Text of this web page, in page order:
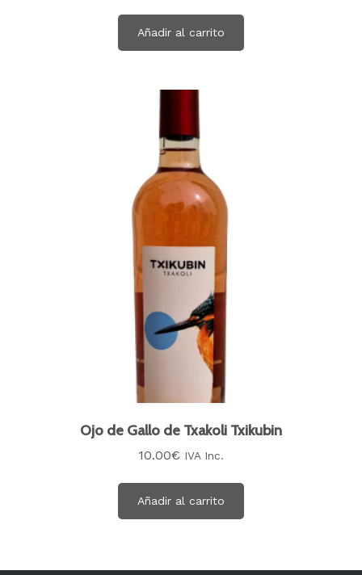
Añadir al carrito
Ojo de Gallo de Txakoli Txikubin
10.00€ IVA Inc.
Añadir al carrito